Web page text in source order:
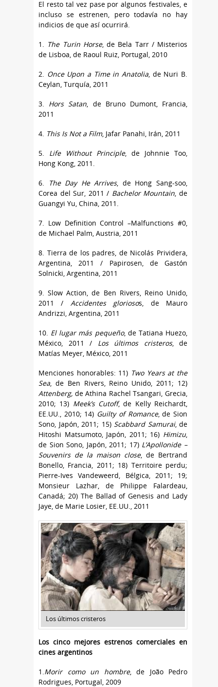
El resto tal vez pase por algunos festivales, e
incluso se estrenen, pero todavía no hay
indicios de que así ocurrirá.
1. The Turin Horse, de Bela Tarr / Misterios
de Lisboa, de Raoul Ruiz, Portugal, 2010
2. Once Upon a Time in Anatolia, de Nuri B.
Ceylan, Turquía, 2011
3. Hors Satan, de Bruno Dumont, Francia,
2011
4. This Is Not a Film, Jafar Panahi, Irán, 2011
5. Life Without Principle, de Johnnie Too,
Hong Kong, 2011.
6. The Day He Arrives, de Hong Sang-soo,
Corea del Sur, 2011 / Bachelor Mountain, de
Guangyi Yu, China, 2011.
7. Low Definition Control –Malfunctions #0,
de Michael Palm, Austria, 2011
8. Tierra de los padres, de Nicolás Prividera,
Argentina, 2011 / Papirosen, de Gastón
Solnicki, Argentina, 2011
9. Slow Action, de Ben Rivers, Reino Unido,
2011 / Accidentes gloriosos, de Mauro
Andrizzi, Argentina, 2011
10. El lugar más pequeño, de Tatiana Huezo,
México, 2011 / Los últimos cristeros, de
Matías Meyer, México, 2011
Menciones honorables: 11) Two Years at the
Sea, de Ben Rivers, Reino Unido, 2011; 12)
Attenberg, de Athina Rachel Tsangari, Grecia,
2010; 13) Meek’s Cutoff, de Kelly Reichardt,
EE.UU., 2010; 14) Guilty of Romance, de Sion
Sono, Japón, 2011; 15) Scabbard Samurai, de
Hitoshi Matsumoto, Japón, 2011; 16) Himizu,
de Sion Sono, Japón, 2011; 17) L’Apollonide –
Souvenirs de la maison close, de Bertrand
Bonello, Francia, 2011; 18) Territoire perdu;
Pierre-Ives Vandeweerd, Bélgica, 2011; 19;
Monsieur Lazhar, de Philippe Falardeau,
Canadá; 20) The Ballad of Genesis and Lady
Jaye, de Marie Losier, EE.UU., 2011
Los últimos cristeros
Los cinco mejores estrenos comerciales en
cines argentinos
1. Morir como un hombre, de João Pedro
Rodrigues, Portugal, 2009